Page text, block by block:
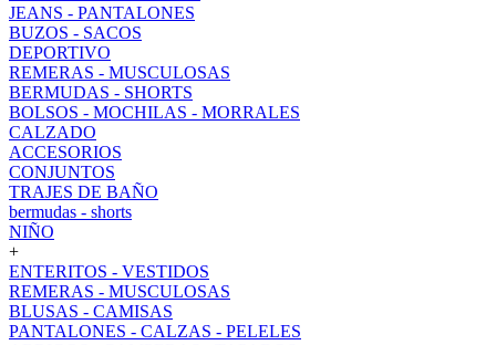
JEANS - PANTALONES
BUZOS - SACOS
DEPORTIVO
REMERAS - MUSCULOSAS
BERMUDAS - SHORTS
BOLSOS - MOCHILAS - MORRALES
CALZADO
ACCESORIOS
CONJUNTOS
TRAJES DE BAÑO
bermudas - shorts
NIÑO
+
ENTERITOS - VESTIDOS
REMERAS - MUSCULOSAS
BLUSAS - CAMISAS
PANTALONES - CALZAS - PELELES